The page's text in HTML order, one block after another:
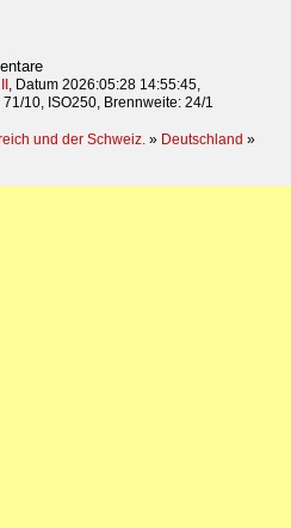
, Datum 2026:05:28 14:55:45,
10, ISO250, Brennweite: 24/1
und der Schweiz. » Deutschland »